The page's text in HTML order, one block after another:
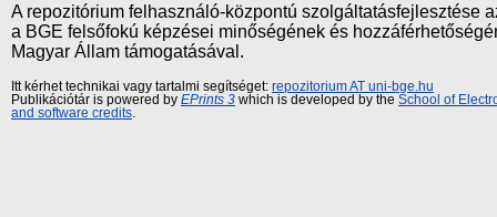
A repozitórium felhasználó-központú szolgáltatásfejlesztése
a BGE felsőfokú képzései minőségének és
Magyar Állam támogatásával.
Itt kérhet technikai vagy tartalmi segítséget: repozitorium AT uni-bge.hu
Publikációtár is powered by EPrints 3 which is developed by the School of
and software credits